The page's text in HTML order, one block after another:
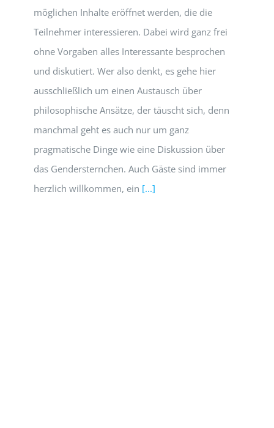
möglichen Inhalte eröffnet werden, die die
Teilnehmer interessieren. Dabei wird ganz frei
ohne Vorgaben alles Interessante besprochen
und diskutiert. Wer also denkt, es gehe hier
ausschließlich um einen Austausch über
philosophische Ansätze, der täuscht sich, denn
manchmal geht es auch nur um ganz
pragmatische Dinge wie eine Diskussion über
das Gendersternchen. Auch Gäste sind immer
herzlich willkommen, ein [...]